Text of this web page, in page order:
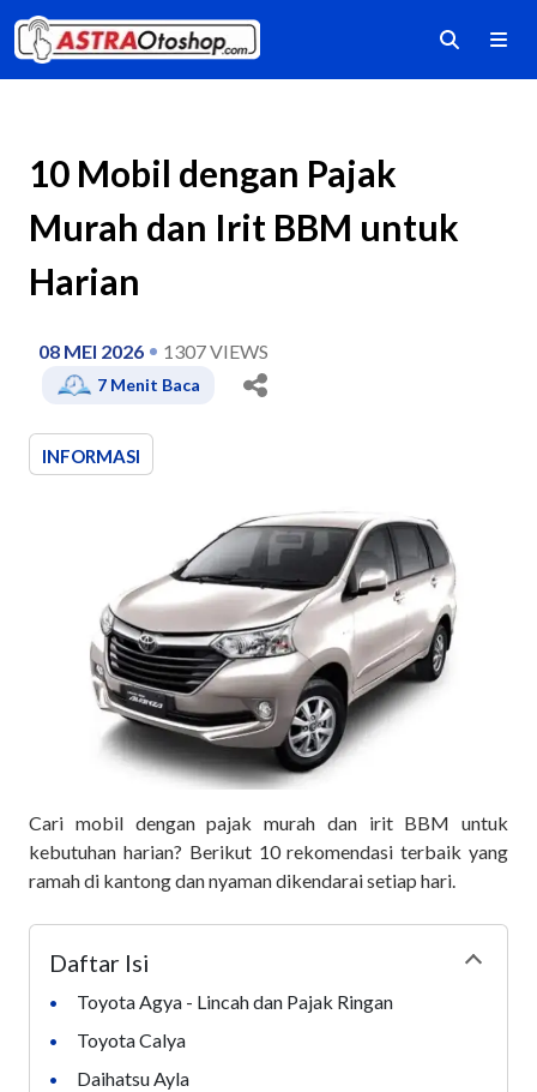
10 Mobil dengan Pajak
Murah dan Irit BBM untuk
Harian
08 MEI 2026 1307VIEWS
7 Menit Baca
INFORMASI
Cari mobil dengan pajak murah dan irit BBM untuk
kebutuhan harian? Berikut 10 rekomendasi terbaik yang
ramah di kantong dan nyaman dikendarai setiap hari.
Daftar Isi
•
Toyota Agya - Lincah dan Pajak Ringan
• Toyota Calya
• Daihatsu Ayla